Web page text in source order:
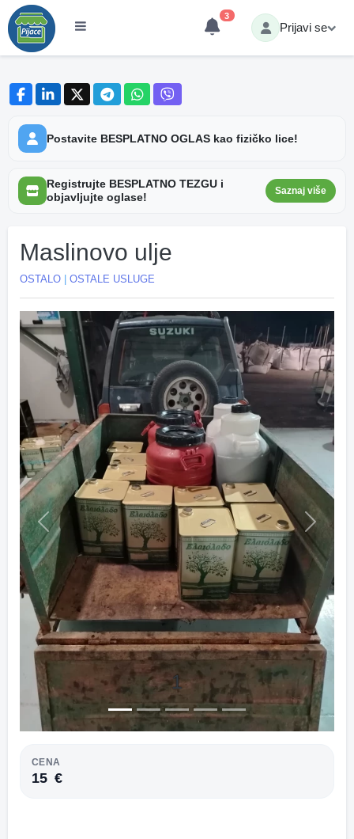
3
Prijavi se
Postavite BESPLATNO OGLAS kao fizičko lice!
Registrujte BESPLATNO TEZGU i
objavljujte oglase!
Saznaj više
Maslinovo ulje
OSTALO OSTALE USLUGE
1
Previous Next
CENA
15 €